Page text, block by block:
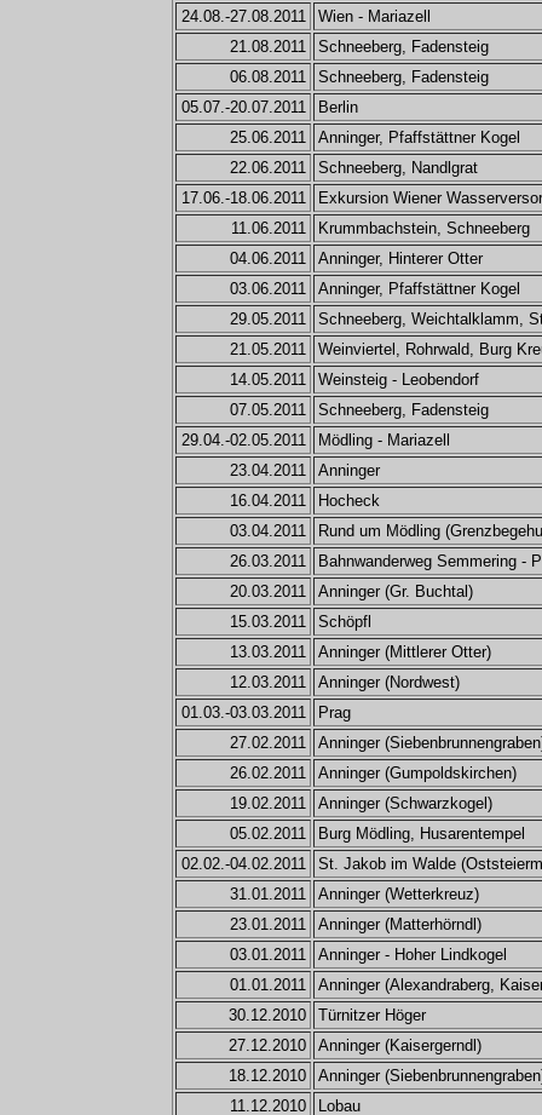
24.08.-27.08.2011
Wien - Mariazell
21.08.2011
Schneeberg, Fadensteig
06.08.2011
Schneeberg, Fadensteig
05.07.-20.07.2011
Berlin
25.06.2011
Anninger, Pfaffstättner Kogel
22.06.2011
Schneeberg, Nandlgrat
17.06.-18.06.2011
Exkursion Wiener
11.06.2011
Krummbachstein, Schneeberg
04.06.2011
Anninger, Hinterer Otter
03.06.2011
Anninger, Pfaffstättner Kogel
29.05.2011
Schneeberg, Weichtalklamm,
21.05.2011
Weinviertel, Rohrwald, Burg
14.05.2011
Weinsteig - Leobendorf
07.05.2011
Schneeberg, Fadensteig
29.04.-02.05.2011
Mödling - Mariazell
23.04.2011
Anninger
16.04.2011
Hocheck
03.04.2011
Rund um Mödling
26.03.2011
Bahnwanderweg Semmering -
20.03.2011
Anninger (Gr. Buchtal)
15.03.2011
Schöpfl
13.03.2011
Anninger (Mittlerer Otter)
12.03.2011
Anninger (Nordwest)
01.03.-03.03.2011
Prag
27.02.2011
Anninger
26.02.2011
Anninger (Gumpoldskirchen)
19.02.2011
Anninger (Schwarzkogel)
05.02.2011
Burg Mödling, Husarentempel
02.02.-04.02.2011
St. Jakob im Walde
31.01.2011
Anninger (Wetterkreuz)
23.01.2011
Anninger (Matterhörndl)
03.01.2011
Anninger - Hoher Lindkogel
01.01.2011
Anninger (Alexandraberg,
30.12.2010
Türnitzer Höger
27.12.2010
Anninger (Kaisergerndl)
18.12.2010
Anninger
11.12.2010
Lobau